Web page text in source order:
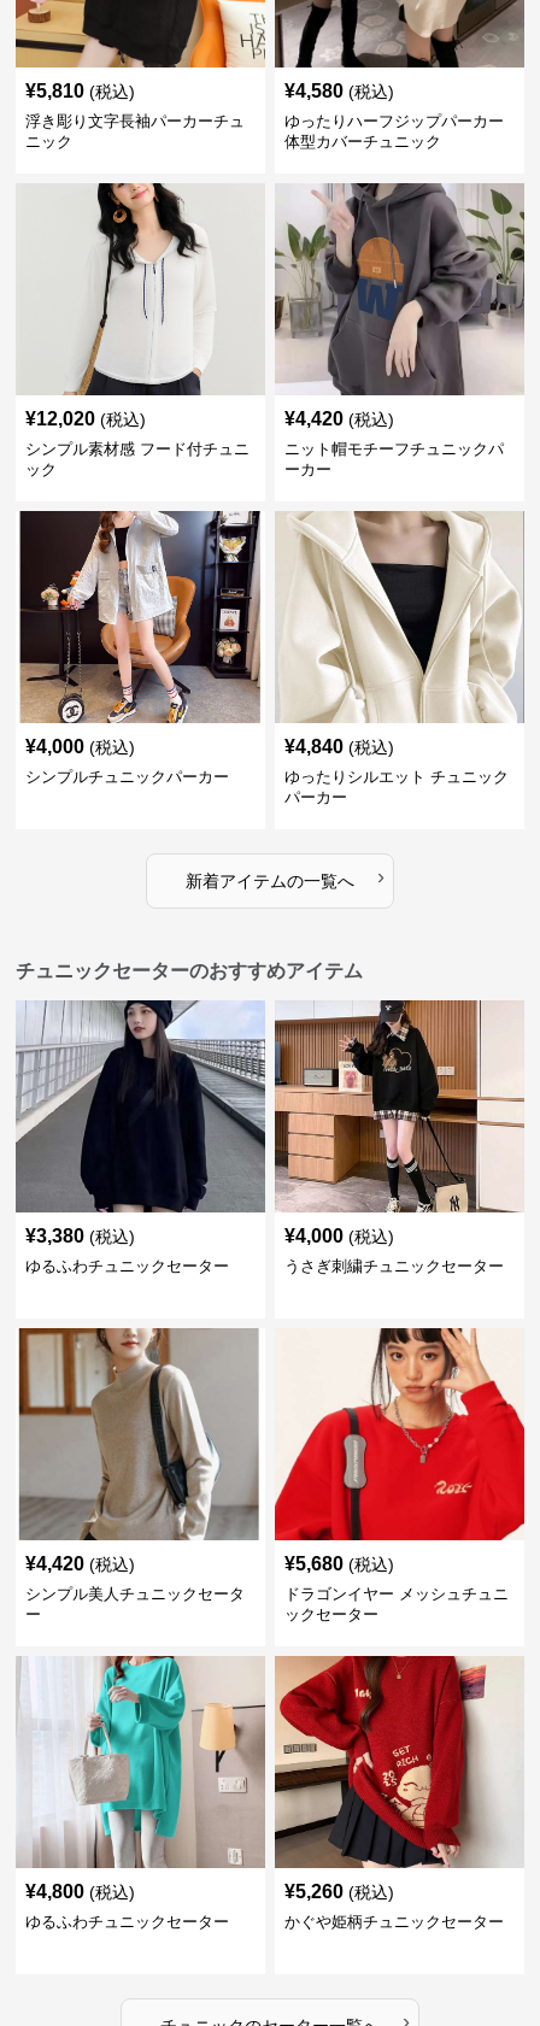
¥5,810 (税込)
浮き彫り文字長袖パーカーチュ
ニック
¥4,580 (税込)
ゆったりハーフジップパーカー
体型カバーチュニック
¥12,020 (税込)
シンプル素材感 フード付チュニ
ック
¥4,420 (税込)
ニット帽モチーフチュニックパ
ーカー
¥4,000 (税込)
シンプルチュニックパーカー
¥4,840 (税込)
ゆったりシルエット チュニック
パーカー
新着アイテムの一覧へ ›
チュニックセーターのおすすめアイテム
¥3,380 (税込)
ゆるふわチュニックセーター
¥4,000 (税込)
うさぎ刺繍チュニックセーター
¥4,420 (税込)
シンプル美人チュニックセータ
ー
¥5,680 (税込)
ドラゴンイヤー メッシュチュニ
ックセーター
¥4,800 (税込)
ゆるふわチュニックセーター
¥5,260 (税込)
かぐや姫柄チュニックセーター
›